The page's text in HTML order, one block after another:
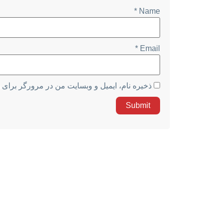
Name
*
Email
*
ذخیره نام، ایمیل و وبسایت من در مرورگر